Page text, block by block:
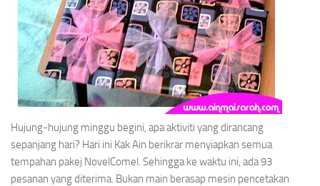
Hujung-hujung minggu begini, apa aktiviti yang dirancang
sepanjang hari? Hari ini Kak Ain berikrar menyiapkan semua
tempahan pakej NovelComel. Sehingga ke waktu ini, ada 93
pesanan yang diterima. Bukan main berasap mesin pencetakan